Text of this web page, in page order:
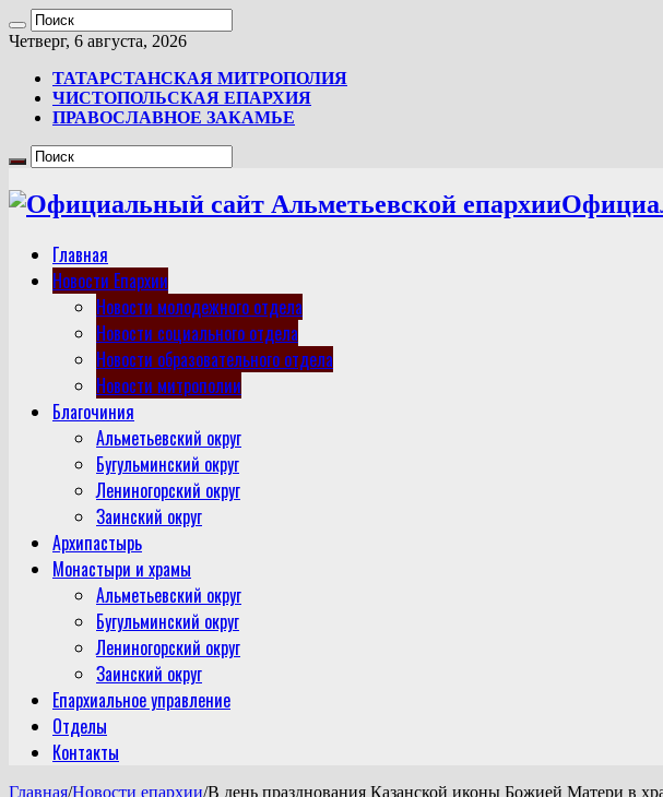
Четверг, 6 августа, 2026
ТАТАРСТАНСКАЯ МИТРОПОЛИЯ
ЧИСТОПОЛЬСКАЯ ЕПАРХИЯ
ПРАВОСЛАВНОЕ ЗАКАМЬЕ
Главная
Новости Епархии
Новости молодежного отдела
Новости социального отдела
Новости образовательного отдела
Новости митрополии
Благочиния
Альметьевский округ
Бугульминский округ
Лениногорский округ
Заинский округ
Архипастырь
Монастыри и храмы
Альметьевский округ
Бугульминский округ
Лениногорский округ
Заинский округ
Епархиальное управление
Отделы
Контакты
Главная/Новости епархии/В день празднования Казанской иконы Божией Матери в